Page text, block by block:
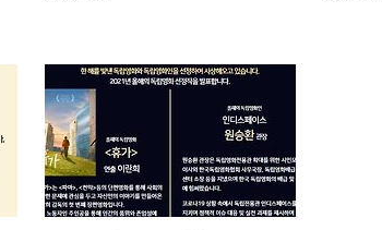
리하고 새해를 맞이하는 시점에도 시국
은 여전히 어지럽고 참담한 소식이 잇따
르기에 마음이 무겁습니다. 지난 12
월 29일 발생한 제주항공 여객기 사고 희
생자 분들과 유가족 분들께 다
시 한 번 깊은 애도를 표합니다.한국독립
영화협회 회원들이 직접 선정한 2024